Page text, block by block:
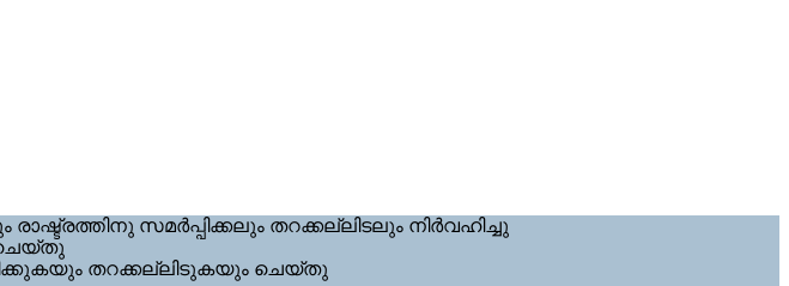
സമർപ്പിക്കലും തറക്കല്ലിടലും നിർവഹിച്ചു
ചെയ്തു
തറക്കല്ലിടുകയും ചെയ്തു